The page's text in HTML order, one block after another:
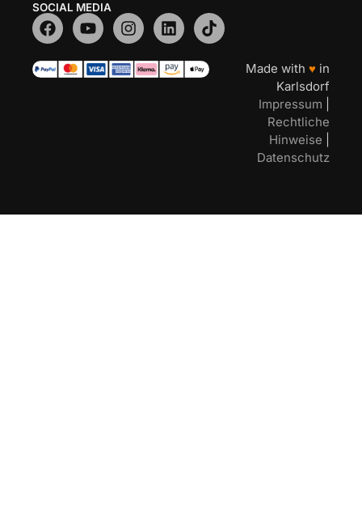
SOCIAL MEDIA
Made with ♥ in
Karlsdorf
Impressum
Rechtliche
Hinweise
Datenschutz